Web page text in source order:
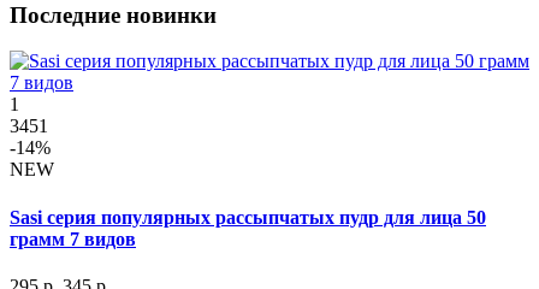
Последние новинки
1
3451
-14%
NEW
Sasi серия популярных рассыпчатых пудр для лица 50
грамм 7 видов